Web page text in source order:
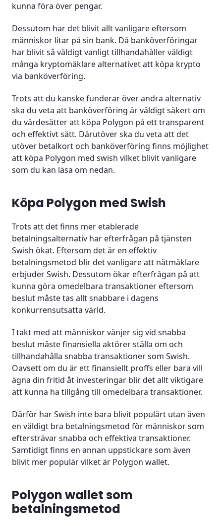
kunna föra över pengar.
Dessutom har det blivit allt vanligare eftersom
människor litar på sin bank. Då banköverföringar
har blivit så väldigt vanligt tillhandahåller väldigt
många kryptomäklare alternativet att köpa krypto
via banköverföring.
Trots att du kanske funderar över andra alternativ
ska du veta att banköverföring är väldigt säkert om
du värdesätter att köpa Polygon på ett transparent
och effektivt sätt. Därutöver ska du veta att det
utöver betalkort och banköverföring finns möjlighet
att köpa Polygon med swish vilket blivit vanligare
som du kan läsa om nedan.
Köpa Polygon med Swish
Trots att det finns mer etablerade
betalningsalternativ har efterfrågan på tjänsten
Swish ökat. Eftersom det är en effektiv
betalningsmetod blir det vanligare att nätmäklare
erbjuder Swish. Dessutom ökar efterfrågan på att
kunna göra omedelbara transaktioner eftersom
beslut måste tas allt snabbare i dagens
konkurrensutsatta värld.
I takt med att människor vänjer sig vid snabba
beslut måste finansiella aktörer ställa om och
tillhandahålla snabba transaktioner som Swish.
Oavsett om du är ett finansiellt proffs eller bara vill
ägna din fritid åt investeringar blir det allt viktigare
att kunna ha tillgång till omedelbara transaktioner.
Därför har Swish inte bara blivit populärt utan även
en väldigt bra betalningsmetod för människor som
eftersträvar snabba och effektiva transaktioner.
Samtidigt finns en annan uppstickare som även
blivit mer populär vilket är Polygon wallet.
Polygon wallet som
betalningsmetod